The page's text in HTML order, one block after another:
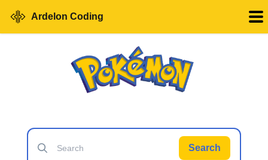
Ardelon Coding
Search